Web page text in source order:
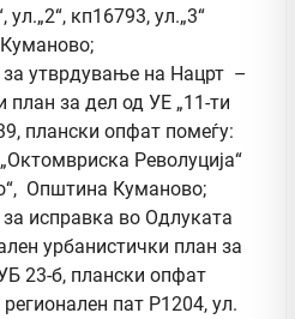
ул.„2“, кп16793, ул.„3“
утврдување на Нацрт –
план за дел од УЕ „11-ти
плански опфат помеѓу:
Револуција“
Општина Куманово;
исправка во Одлуката
урбанистички план за
23-б, плански опфат
пат Р1204, ул.